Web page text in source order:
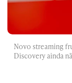
Novo streaming
Discovery ainda